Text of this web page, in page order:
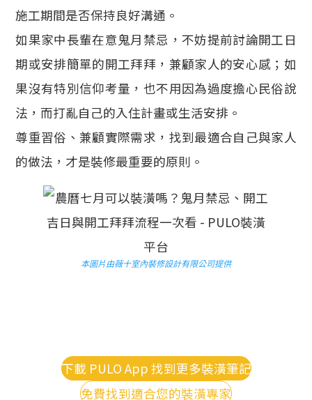
施工期間是否保持良好溝通。
如果家中長輩在意鬼月禁忌，不妨提前討論開工日
期或安排簡單的開工拜拜，兼顧家人的安心感；如
果沒有特別信仰考量，也不用因為過度擔心民俗說
法，而打亂自己的入住計畫或生活安排。
尊重習俗、兼顧實際需求，找到最適合自己與家人
的做法，才是裝修最重要的原則。
本圖片由薇十室內裝修設計有限公司提供
下載 PULO App 找到更多裝潢筆記
免費找到適合您的裝潢專家